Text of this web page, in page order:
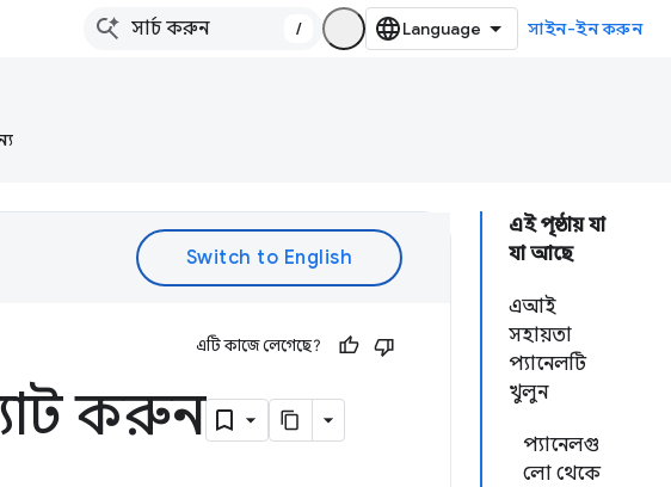
/ সাইন-ইন করুন
এই পৃষ্ঠায় যা
যা আছে
এআই
সহায়তা
প্যানেলটি
খুলুন
প্যানেলগু
লো থেকে
এটি কাজে লেগেছে?
করুন